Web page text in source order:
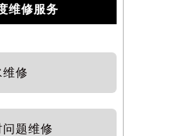
维修服务
修
题维修